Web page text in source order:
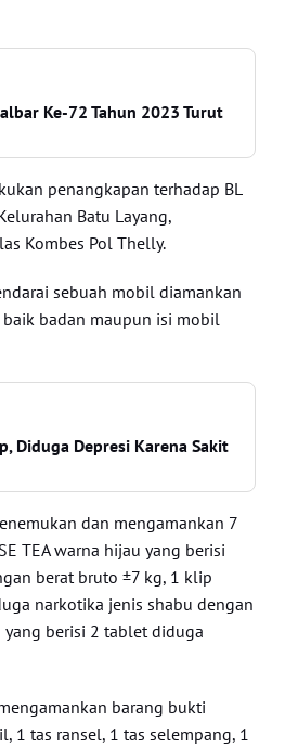
Ke-72 Tahun 2023 Turut
penangkapan terhadap BL
Batu Layang,
Kombes Pol Thelly.
sebuah mobil diamankan
badan maupun isi mobil
Diduga Depresi Karena Sakit
dan mengamankan 7
TEA warna hijau yang berisi
berat bruto ±7 kg, 1 klip
narkotika jenis shabu dengan
berisi 2 tablet diduga
barang bukti
1 tas ransel, 1 tas selempang, 1